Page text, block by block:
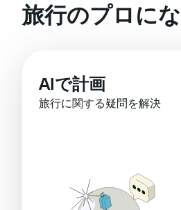
旅行のプロに
AIで計画
旅行に関する疑問を解決